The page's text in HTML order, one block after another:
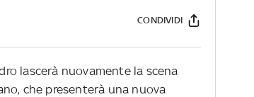
CONDIVIDI
lascerà nuovamente la scena
che presenterà una nuova